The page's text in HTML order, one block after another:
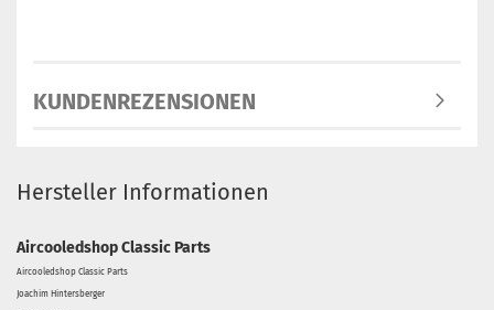
KUNDENREZENSIONEN
Hersteller Informationen
Aircooledshop Classic Parts
Aircooledshop Classic Parts
Joachim Hintersberger